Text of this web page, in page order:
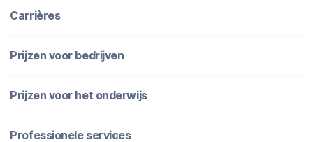
Carrières
Prijzen voor bedrijven
Prijzen voor het onderwijs
Professionele services